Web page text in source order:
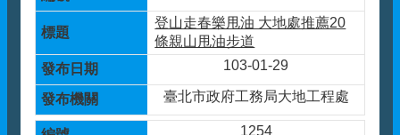
登山走春樂甩油 大地處推薦20
條親山甩油步道
103-01-29
臺北市政府工務局大地工程處
1254